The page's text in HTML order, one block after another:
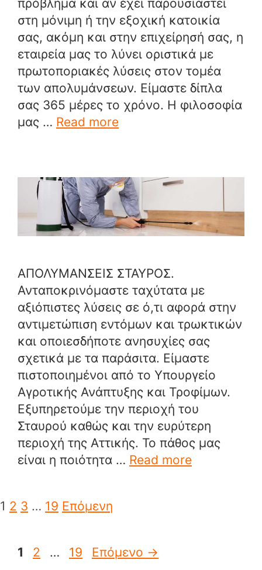
πρόβλημα και αν έχει παρουσιαστεί
στη μόνιμη ή την εξοχική κατοικία
σας, ακόμη και στην επιχείρησή σας, η
εταιρεία μας το λύνει οριστικά με
πρωτοποριακές λύσεις στον τομέα
των απολυμάνσεων. Είμαστε δίπλα
σας 365 μέρες το χρόνο. Η φιλοσοφία
μας … Read more
ΑΠΟΛΥΜΑΝΣΕΙΣ ΣΤΑΥΡΟΣ.
Ανταποκρινόμαστε ταχύτατα με
αξιόπιστες λύσεις σε ό,τι αφορά στην
αντιμετώπιση εντόμων και τρωκτικών
και οποιεσδήποτε ανησυχίες σας
σχετικά με τα παράσιτα. Είμαστε
πιστοποιημένοι από το Υπουργείο
Αγροτικής Ανάπτυξης και Τροφίμων.
Εξυπηρετούμε την περιοχή του
Σταυρού καθώς και την ευρύτερη
περιοχή της Αττικής. Το πάθος μας
είναι η ποιότητα … Read more
1 2 3 … 19 Επόμενη
Σελίδα
1 Σελίδα
2 … Σελίδα
19 Επόμενο →